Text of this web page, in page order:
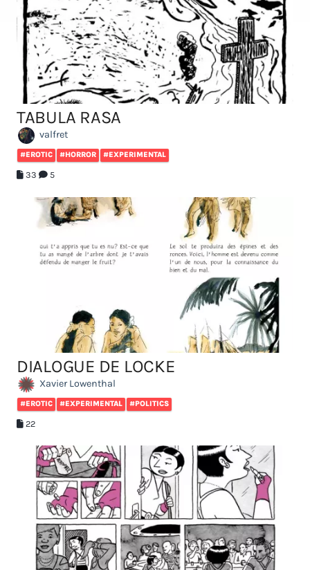
TABULA RASA
valfret
#EROTIC #HORROR #EXPERIMENTAL
33 5
DIALOGUE DE LOCKE
Xavier Lowenthal
#EROTIC #EXPERIMENTAL #POLITICS
22